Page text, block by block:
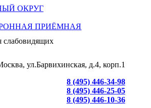
ПРИЁМНАЯ
слабовидящих
ул.Барвихинская, д.4, корп.1
8 (495) 446-34-98
8 (495) 446-25-05
8 (495) 446-10-36